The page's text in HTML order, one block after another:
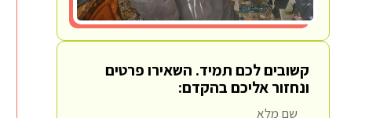
קשובים לכם תמיד. השאירו פרטים
ונחזור אליכם בהקדם: